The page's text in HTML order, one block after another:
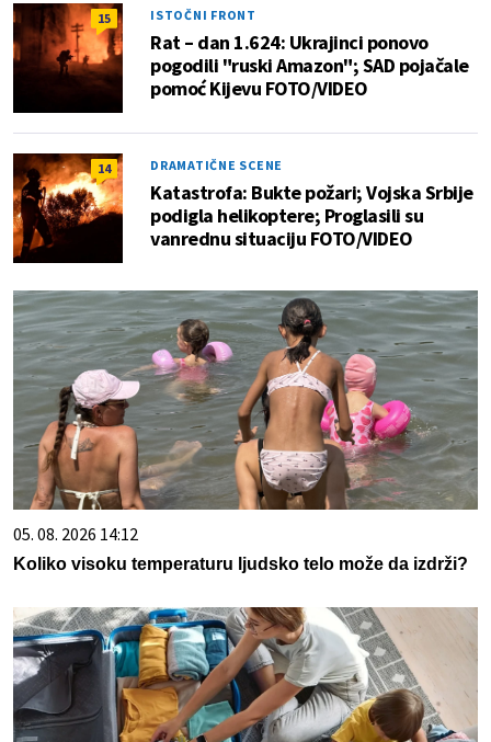
15 ISTOČNI FRONT
Rat – dan 1.624: Ukrajinci ponovo
pogodili "ruski Amazon"; SAD pojačale
pomoć Kijevu FOTO/VIDEO
14 DRAMATIČNE SCENE
Katastrofa: Bukte požari; Vojska Srbije
podigla helikoptere; Proglasili su
vanrednu situaciju FOTO/VIDEO
05. 08. 2026 14:12
Koliko visoku temperaturu ljudsko telo može da izdrži?